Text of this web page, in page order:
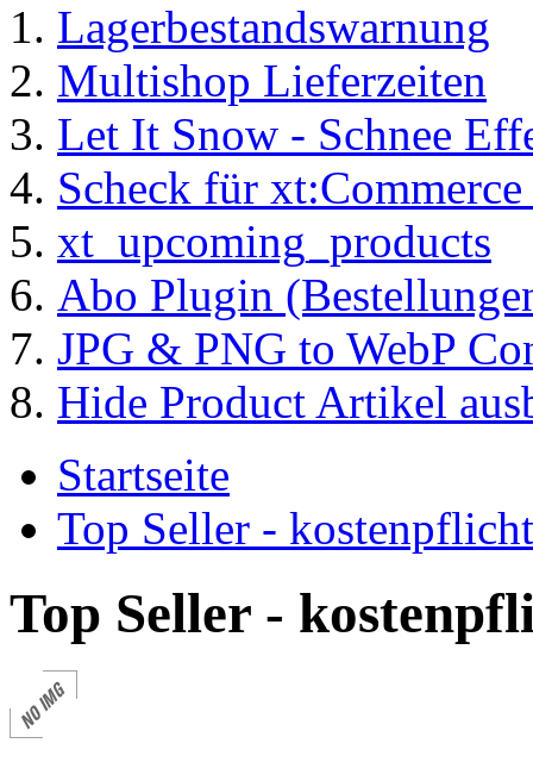
Lagerbestandswarnung
Multishop Lieferzeiten
Let It Snow - Schnee
Scheck für
xt_upcoming_products
Abo Plugin
JPG & PNG to WebP
Hide Product Artikel
Startseite
Top Seller -
Top Seller -